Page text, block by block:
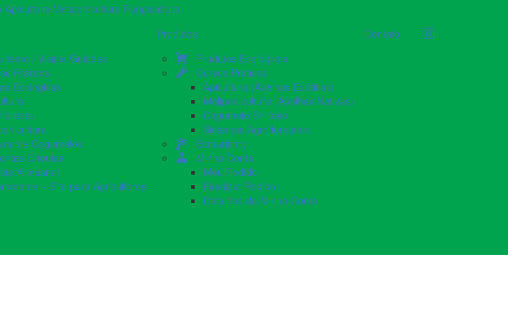
/ Visitas Guiadas
Práticos
Ecológicas
de Cogumelos
Crioulas
Artesanal
– Site para Agricultores​
Produtos
Produtos Ecológicos
Cursos Práticos
Apicultura (Abelhas Exóticas)
Meliponicultura (Abelhas Nativas)
Cogumelo Shiitake
Sistemas Agroflorestais
Ecoturismo
Minha Conta
Meu Pedido
Finalizar Pedido
Detalhes da Minha Conta
Contato